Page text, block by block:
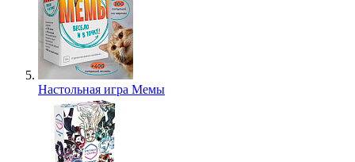
Настольная игра Мемы